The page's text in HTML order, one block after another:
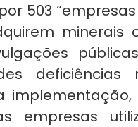
503
minerais
deficiências
implementação,
empresas